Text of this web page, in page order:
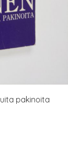
pakinoita